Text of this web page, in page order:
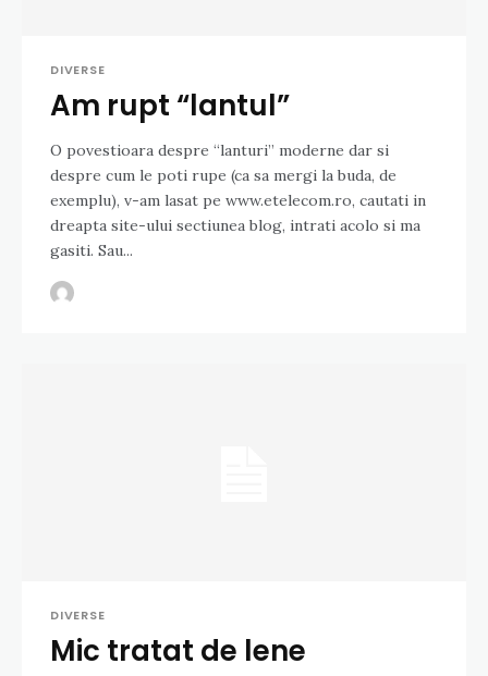
DIVERSE
Am rupt “lantul”
O povestioara despre “lanturi” moderne dar si
despre cum le poti rupe (ca sa mergi la buda, de
exemplu), v-am lasat pe www.etelecom.ro, cautati in
dreapta site-ului sectiunea blog, intrati acolo si ma
gasiti. Sau...
DIVERSE
Mic tratat de lene